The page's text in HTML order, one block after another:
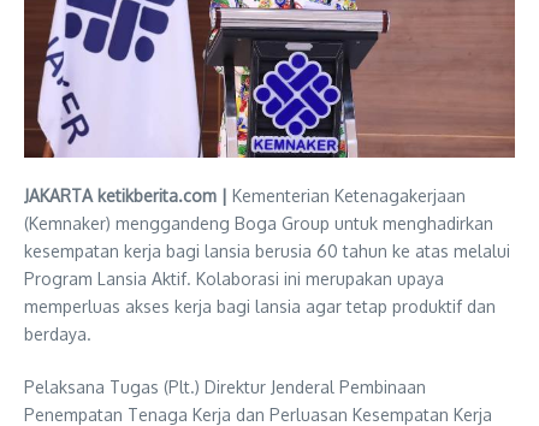
JAKARTA ketikberita.com | Kementerian Ketenagakerjaan
(Kemnaker) menggandeng Boga Group untuk menghadirkan
kesempatan kerja bagi lansia berusia 60 tahun ke atas melalui
Program Lansia Aktif. Kolaborasi ini merupakan upaya
memperluas akses kerja bagi lansia agar tetap produktif dan
berdaya.
Pelaksana Tugas (Plt.) Direktur Jenderal Pembinaan
Penempatan Tenaga Kerja dan Perluasan Kesempatan Kerja